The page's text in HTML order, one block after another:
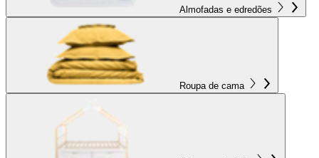
Almofadas e edredões
Roupa de cama